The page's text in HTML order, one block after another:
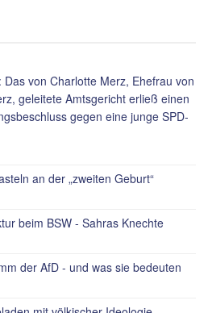
von Charlotte Merz, Ehefrau von
geleitete Amtsgericht erließ einen
gegen eine junge SPD-
an der „zweiten Geburt“
beim BSW - Sahras Knechte
der AfD - und was sie bedeuten